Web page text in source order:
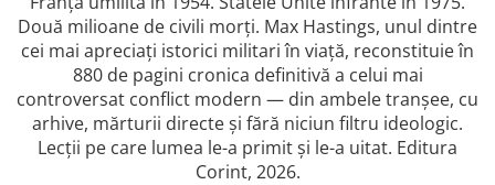
Două milioane de civili morți. Max Hastings, unul dintre
cei mai apreciați istorici militari în viață, reconstituie în
880 de pagini cronica definitivă a celui mai
controversat conflict modern — din ambele tranșee, cu
arhive, mărturii directe și fără niciun filtru ideologic.
Lecții pe care lumea le-a primit și le-a uitat. Editura
Corint, 2026.